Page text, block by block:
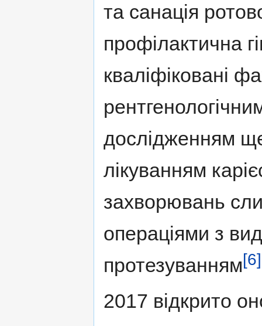
та санація
профілактична
кваліфіковані
дослідженням
лікуванням
захворювань
операціями з
протезуванням[6]
2017 відкрито